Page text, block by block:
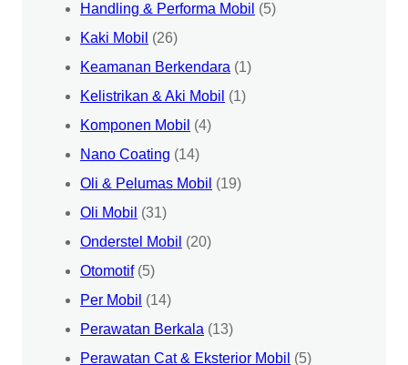
Handling & Performa Mobil (5)
Kaki Mobil (26)
Keamanan Berkendara (1)
Kelistrikan & Aki Mobil (1)
Komponen Mobil (4)
Nano Coating (14)
Oli & Pelumas Mobil (19)
Oli Mobil (31)
Onderstel Mobil (20)
Otomotif(5)
Per Mobil (14)
Perawatan Berkala (13)
Perawatan Cat & Eksterior Mobil (5)